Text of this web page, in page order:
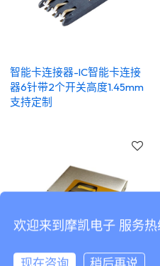
智能卡连接器-IC智能卡连接
器6针带2个开关高度1.45mm
支持定制
欢迎来到摩凯电子 服务